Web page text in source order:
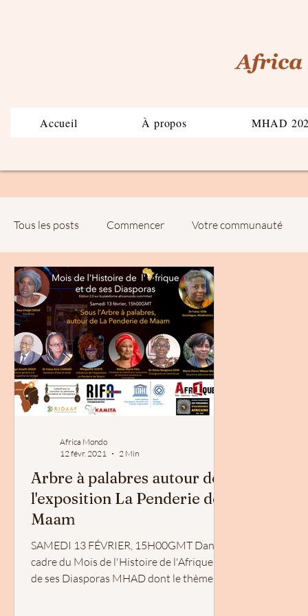
Accueil À propos MHAD
Tous les posts Commencer Votre communauté
Africa Mondo
12 févr. 2021
2 Min
Arbre à palabres autour de
l'exposition La Penderie de
Maam
SAMEDI 13 FÉVRIER, 15H00GMT Dans le
cadre du Mois de l'Histoire de l'Afrique et
de ses Diasporas MHAD dont le thème est